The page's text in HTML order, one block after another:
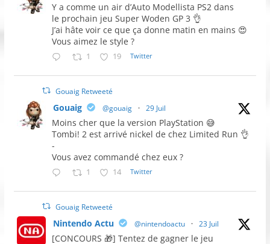
Y a comme un air d’Auto Modellista PS2 dans
le prochain jeu Super Woden GP 3 👌
J’ai hâte voir ce que ça donne matin en mains 😍
Vous aimez le style ?
1 19 Twitter
Gouaig Retweeté
Gouaig @gouaig · 29 Juil
Moins cher que la version PlayStation 😅
Tombi! 2 est arrivé nickel de chez Limited Run 👌
-
Vous avez commandé chez eux ?
1 14 Twitter
Gouaig Retweeté
Nintendo Actu @nintendoactu · 23 Juil
[CONCOURS 🎁] Tentez de gagner le jeu